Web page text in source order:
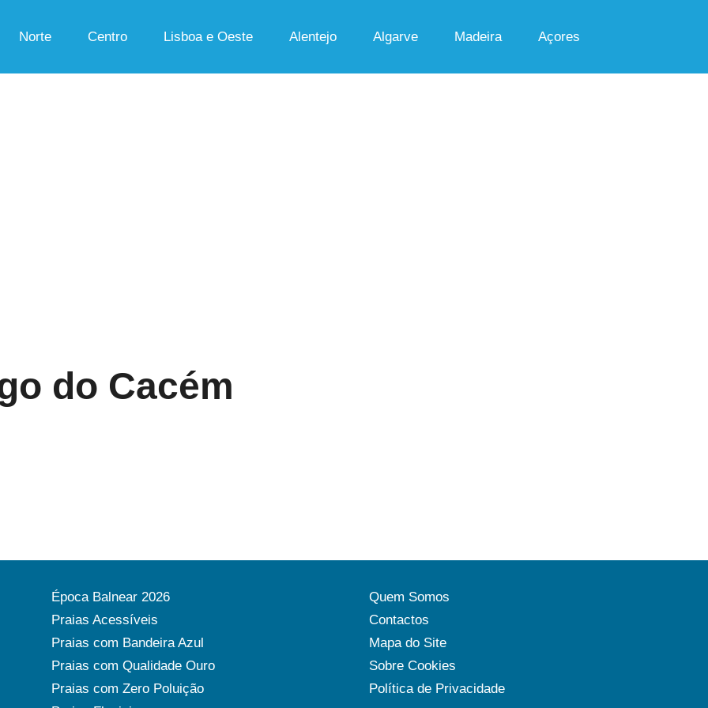
Norte Centro Lisboa e Oeste Alentejo Algarve Madeira Açores
do Cacém
Época Balnear 2026
Praias Acessíveis
Praias com Bandeira Azul
Praias com Qualidade Ouro
Praias com Zero Poluição
Quem Somos
Contactos
Mapa do Site
Sobre Cookies
Política de Privacidade